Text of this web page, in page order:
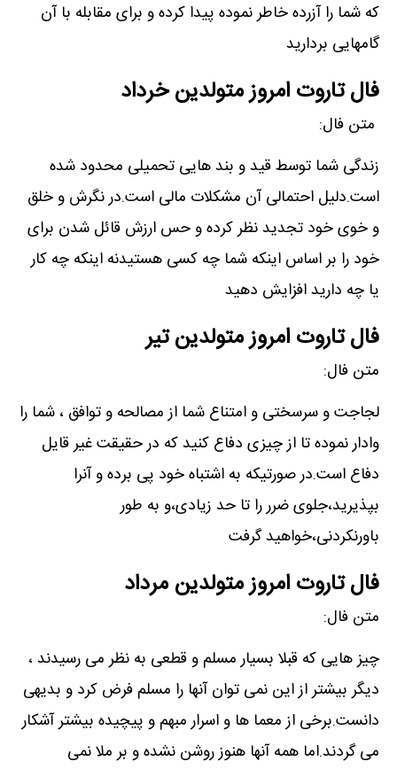
که شما را آزرده خاطر نموده پیدا کرده و برای مقابله با آن
گامهایی بردارید
فال تاروت امروز متولدین خرداد
متن فال:
زندگی شما توسط قید و بند هایی تحمیلی محدود شده
است.دلیل احتمالی آن مشکلات مالی است.در نگرش و خلق
و خوی خود تجدید نظر کرده و حس ارزش قائل شدن برای
خود را بر اساس اینکه شما چه کسی هستیدنه اینکه چه کار
یا چه دارید افزایش دهید
فال تاروت امروز متولدین تیر
متن فال:
لجاجت و سرسختی و امتناع شما از مصالحه و توافق ، شما را
وادار نموده تا از چیزی دفاع کنید که در حقیقت غیر قایل
دفاع است.در صورتیکه به اشتباه خود پی برده و آنرا
بپذیرید،جلوی ضرر را تا حد زیادی،و به طور
باورنکردنی،خواهید گرفت
فال تاروت امروز متولدین مرداد
متن فال:
چیز هایی که قبلا بسیار مسلم و قطعی به نظر می رسیدند ،
دیگر بیشتر از این نمی توان آنها را مسلم فرض کرد و بدیهی
دانست.برخی از معما ها و اسرار مبهم و پیچیده بیشتر آشکار
می گردند.اما همه آنها هنوز روشن نشده و بر ملا نمی